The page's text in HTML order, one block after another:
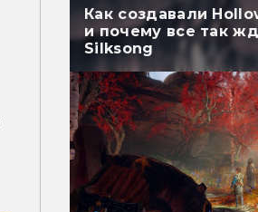
Как создавали
и почему все так
Silksong